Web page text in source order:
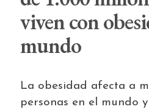
viven con
mundo
La obesidad afecta a
personas en el mundo